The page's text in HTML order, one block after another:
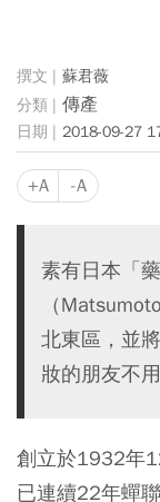
蘇君薇
傳產
2018-09-27
+A -A
素有日本「
（
北東區，並
妝的朋友不
創立於1932年
已連續22年蟬